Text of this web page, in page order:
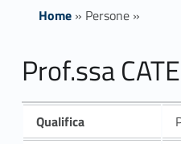
Home» Persone»
Prof.ssa
Qualifica